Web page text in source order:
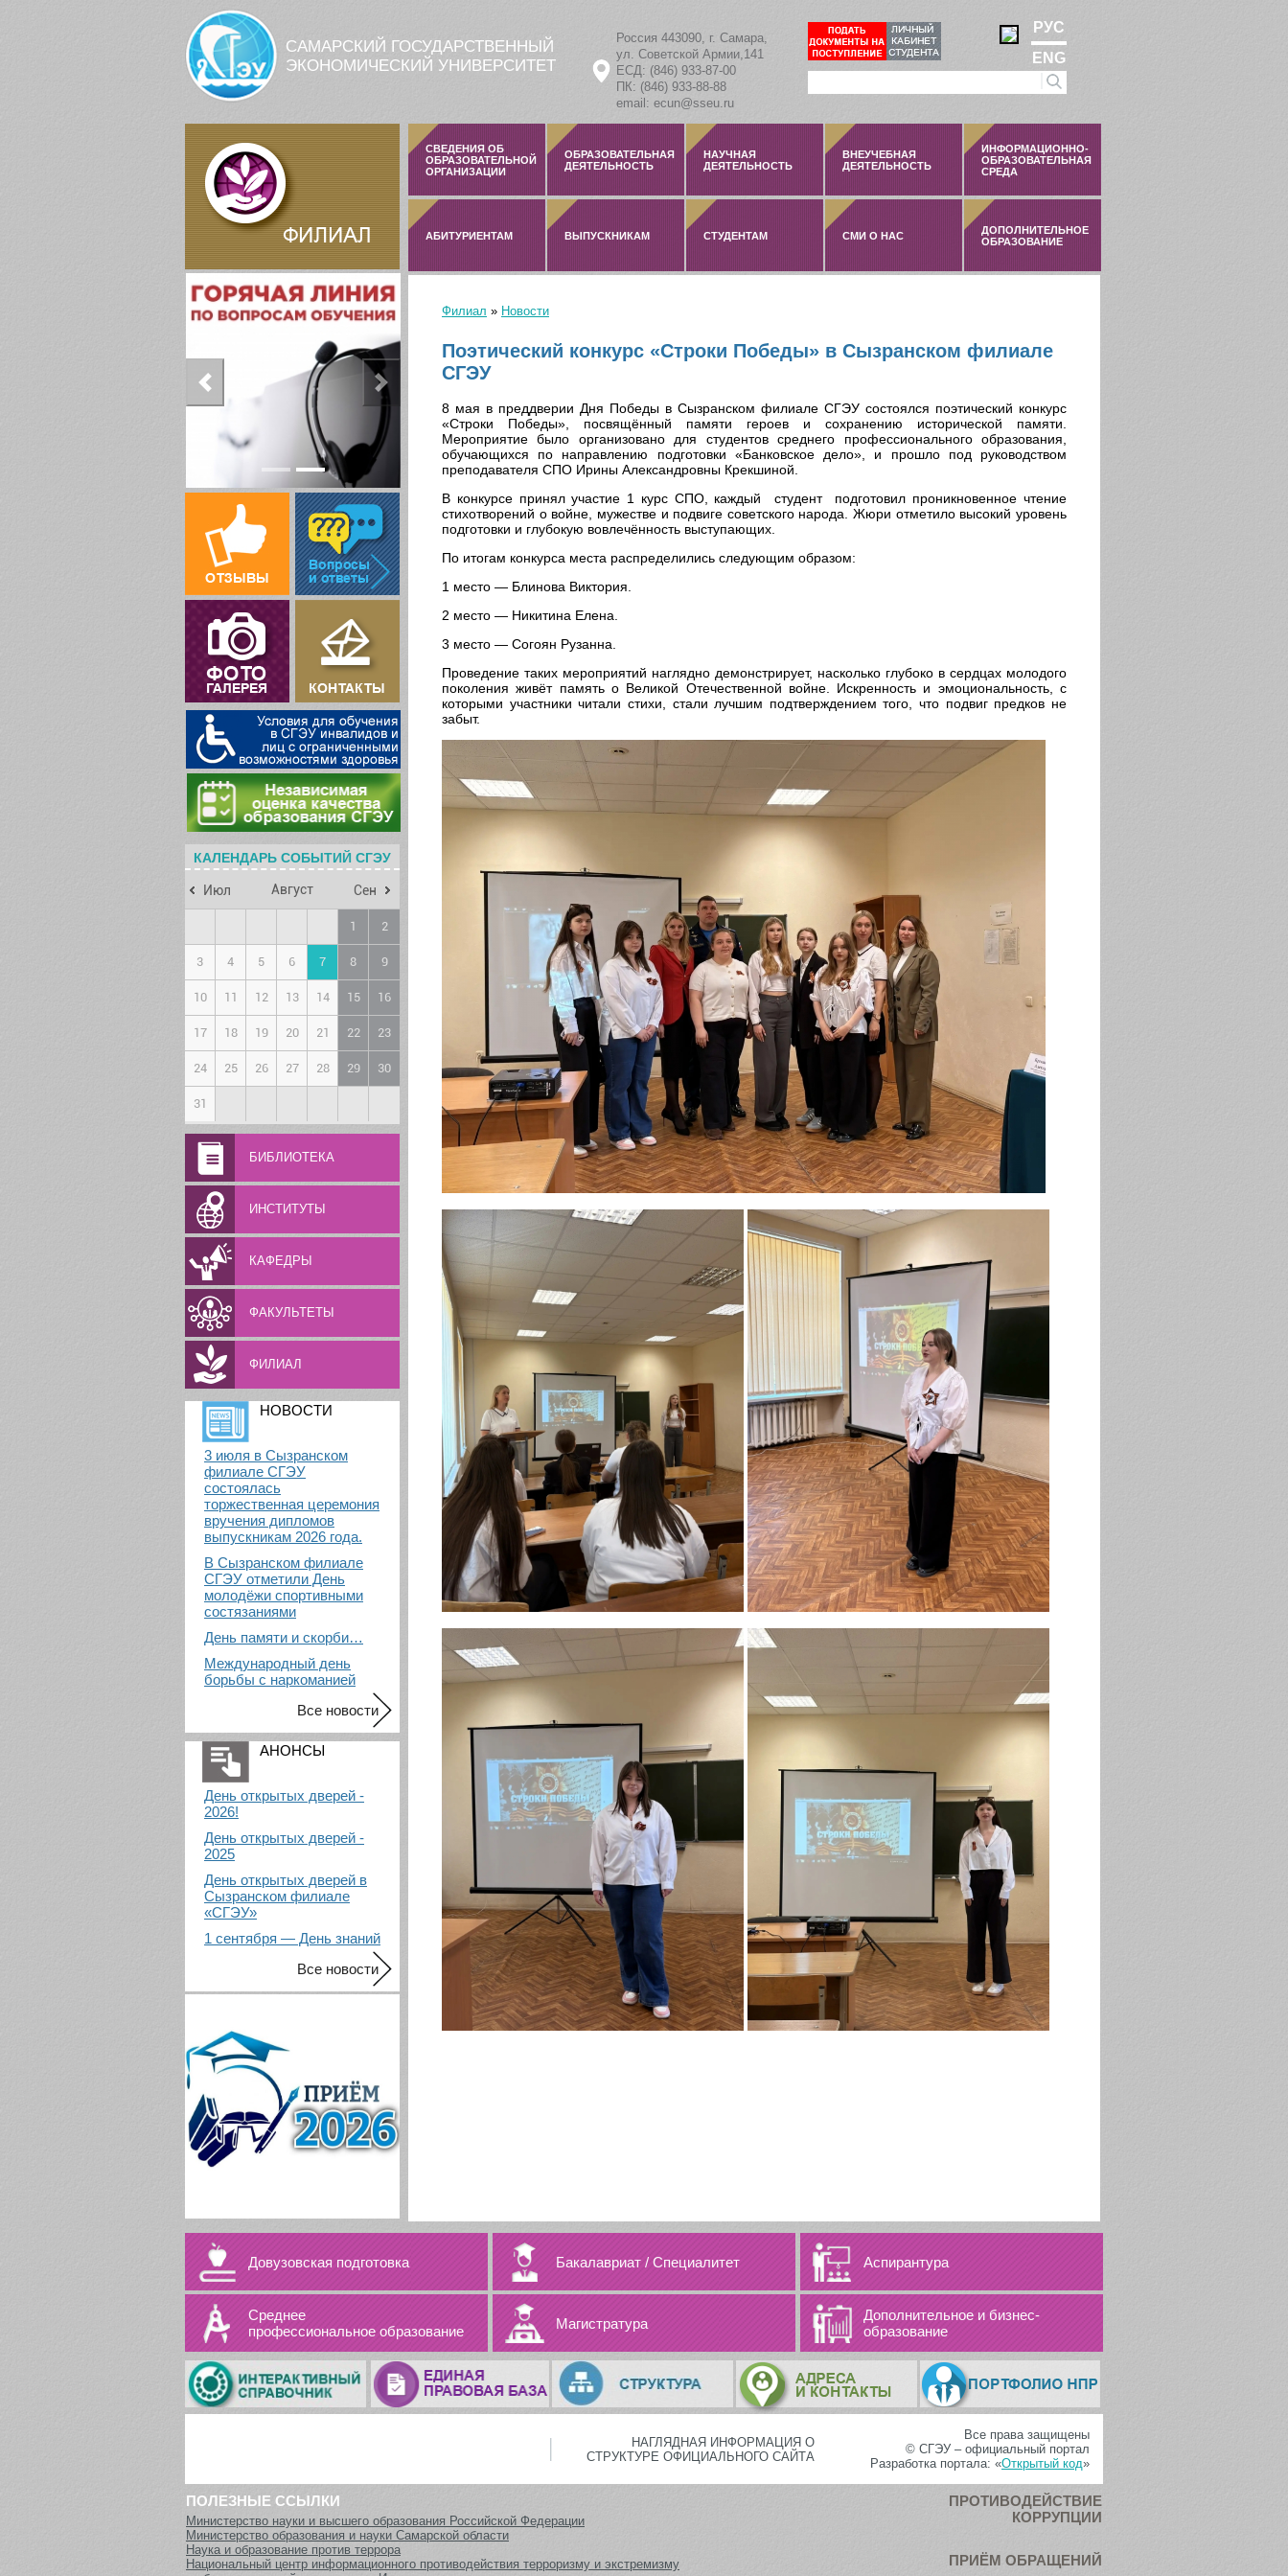
САМАРСКИЙ ГОСУДАРСТВЕННЫЙ
ЭКОНОМИЧЕСКИЙ УНИВЕРСИТЕТ
Россия 443090, г. Самара,
ул. Советской Армии,141
ЕСД: (846) 933-87-00
ПК: (846) 933-88-88
email: ecun@sseu.ru
РУС
ENG
КАЛЕНДАРЬ СОБЫТИЙ СГЭУ
Июл Август Сен
1 2
3 4 5 6 7 8 9
10 11 12 13 14 15 16
17 18 19 20 21 22 23
24 25 26 27 28 29 30
31
БИБЛИОТЕКА
ИНСТИТУТЫ
КАФЕДРЫ
ФАКУЛЬТЕТЫ
ФИЛИАЛ
НОВОСТИ
3 июля в Сызранском
филиале СГЭУ
состоялась
торжественная церемония
вручения дипломов
выпускникам 2026 года.
В Сызранском филиале
СГЭУ отметили День
молодёжи спортивными
состязаниями
День памяти и скорби…
Международный день
борьбы с наркоманией
Все новости
АНОНСЫ
День открытых дверей -
2026!
День открытых дверей -
2025
День открытых дверей в
Сызранском филиале
«СГЭУ»
1 сентября — День знаний
Все новости
СВЕДЕНИЯ ОБ
ОБРАЗОВАТЕЛЬНОЙ
ОРГАНИЗАЦИИ
ОБРАЗОВАТЕЛЬНАЯ
ДЕЯТЕЛЬНОСТЬ
НАУЧНАЯ
ДЕЯТЕЛЬНОСТЬ
ВНЕУЧЕБНАЯ
ДЕЯТЕЛЬНОСТЬ
ИНФОРМАЦИОННО-
ОБРАЗОВАТЕЛЬНАЯ
СРЕДА
АБИТУРИЕНТАМ ВЫПУСКНИКАМ СТУДЕНТАМ СМИ О НАС
ДОПОЛНИТЕЛЬНОЕ
ОБРАЗОВАНИЕ
Филиал » Новости
Поэтический конкурс «Строки Победы» в Сызранском филиале
СГЭУ
8 мая в преддверии Дня Победы в Сызранском филиале СГЭУ состоялся поэтический конкурс
«Строки Победы», посвящённый памяти героев и сохранению исторической памяти.
Мероприятие было организовано для студентов среднего профессионального образования,
обучающихся по направлению подготовки «Банковское дело», и прошло под руководством
преподавателя СПО Ирины Александровны Крекшиной.
В конкурсе принял участие 1 курс СПО, каждый студент подготовил проникновенное чтение
стихотворений о войне, мужестве и подвиге советского народа. Жюри отметило высокий уровень
подготовки и глубокую вовлечённость выступающих.
По итогам конкурса места распределились следующим образом:
1 место — Блинова Виктория.
2 место — Никитина Елена.
3 место — Согоян Рузанна.
Проведение таких мероприятий наглядно демонстрирует, насколько глубоко в сердцах молодого
поколения живёт память о Великой Отечественной войне. Искренность и эмоциональность, с
которыми участники читали стихи, стали лучшим подтверждением того, что подвиг предков не
забыт.
Довузовская подготовка Бакалавриат/ Специалитет Аспирантура
Среднее
профессиональное образование
Магистратура
Дополнительное и бизнес-
образование
НАГЛЯДНАЯ ИНФОРМАЦИЯ О
СТРУКТУРЕ ОФИЦИАЛЬНОГО САЙТА
Все права защищены
© СГЭУ – официальный портал
Разработка портала: «Открытый код»
ПРОТИВОДЕЙСТВИЕ
КОРРУПЦИИ
ПРИЁМ ОБРАЩЕНИЙ
ПОЛЕЗНЫЕ ССЫЛКИ
Министерство науки и высшего образования Российской Федерации
Министерство образования и науки Самарской области
Наука и образование против террора
Национальный центр информационного противодействия терроризму и экстремизму